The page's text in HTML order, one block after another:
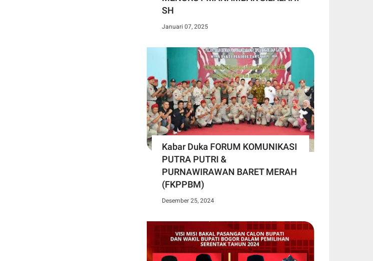
SH
Januari 07, 2025
Kabar Duka FORUM KOMUNIKASI
PUTRA PUTRI &
PURNAWIRAWAN BARET MERAH
(FKPPBM)
Desember 25, 2024